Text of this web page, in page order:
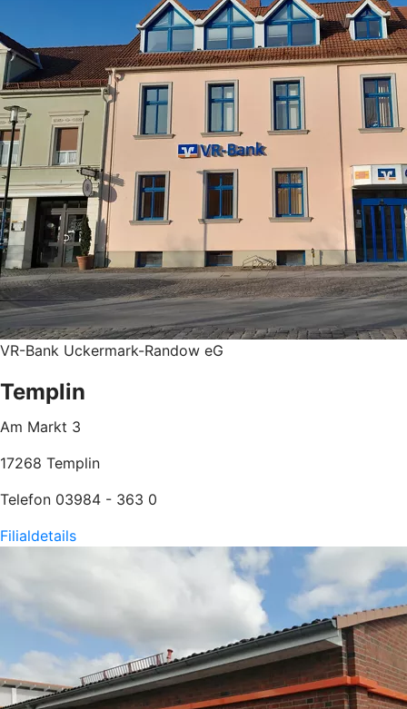
VR-Bank Uckermark-Randow eG
Templin
Am Markt 3
17268 Templin
Telefon 03984 - 363 0
Filialdetails